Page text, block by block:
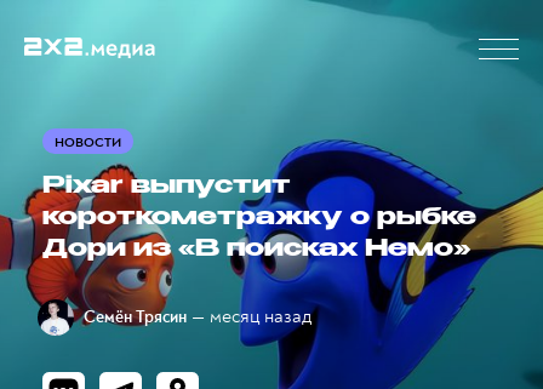
НОВОСТИ
Pixar выпустит
короткометражку о рыбке
Дори из «В поисках Немо»
Семён Трясин — месяц назад